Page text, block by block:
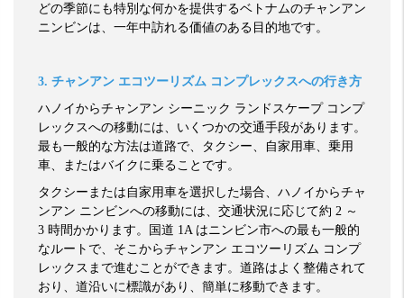
どの季節にも特別な何かを提供するベトナムのチャンアン
ニンビンは、一年中訪れる価値のある目的地です。
3. チャンアン エコツーリズム コンプレックスへの行き方
ハノイからチャンアン シーニック ランドスケープ コンプ
レックスへの移動には、いくつかの交通手段があります。
最も一般的な方法は道路で、タクシー、自家用車、乗用
車、またはバイクに乗ることです。
タクシーまたは自家用車を選択した場合、ハノイからチャ
ンアン ニンビンへの移動には、交通状況に応じて約 2 ～
3 時間かかります。国道 1A はニンビン市への最も一般的
なルートで、そこからチャンアン エコツーリズム コンプ
レックスまで進むことができます。道路はよく整備されて
おり、道沿いに標識があり、簡単に移動できます。